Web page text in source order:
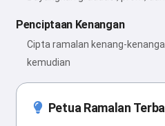
Penciptaan Kenangan
Cipta ramalan kenang-
kemudian
Petua Ramalan